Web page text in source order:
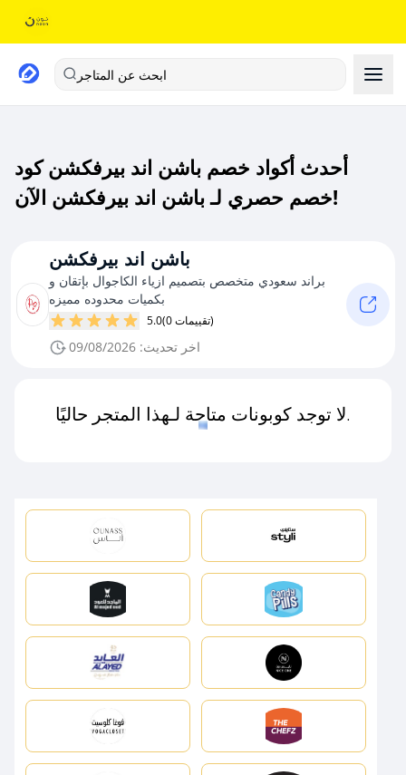
ابحث عن المتاجر
أحدث أكواد خصم باشن اند بيرفكشن كود
خصم حصري لـ باشن اند بيرفكشن الآن!
باشن اند بيرفكشن
براند سعودي متخصص بتصميم ازياء الكاجوال بإتقان و
بكميات محدوده مميزه
5.0 (0 تقييمات)
اخر تحديث: 09/08/2026
لا توجد كوبونات متاحة لـهذا المتجر حاليًا.